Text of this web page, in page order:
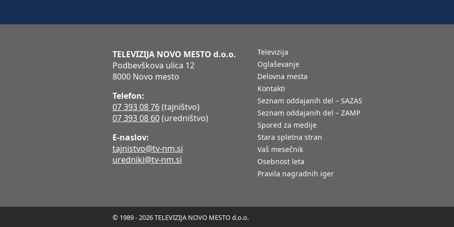
TELEVIZIJA NOVO MESTO d.o.o.
Podbevškova ulica 12
8000 Novo mesto
Telefon:
07 393 08 76(tajništvo)
07 393 08 60(uredništvo)
E-naslov:
tajnistvo@tv-nm.si
uredniki@tv-nm.si
Televizija
Oglaševanje
Delovna mesta
Kontakti
Seznam oddajanih del – SAZAS
Seznam oddajanih del – ZAMP
Spored za medije
Stara spletna stran
Vaš mesečnik
Osebnost leta
Pravila nagradnih iger
© 1989 - 2026 TELEVIZIJA NOVO MESTO d.o.o.